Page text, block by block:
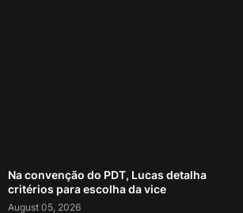
Na convenção do PDT, Lucas detalha
critérios para escolha da vice
August 05, 2026